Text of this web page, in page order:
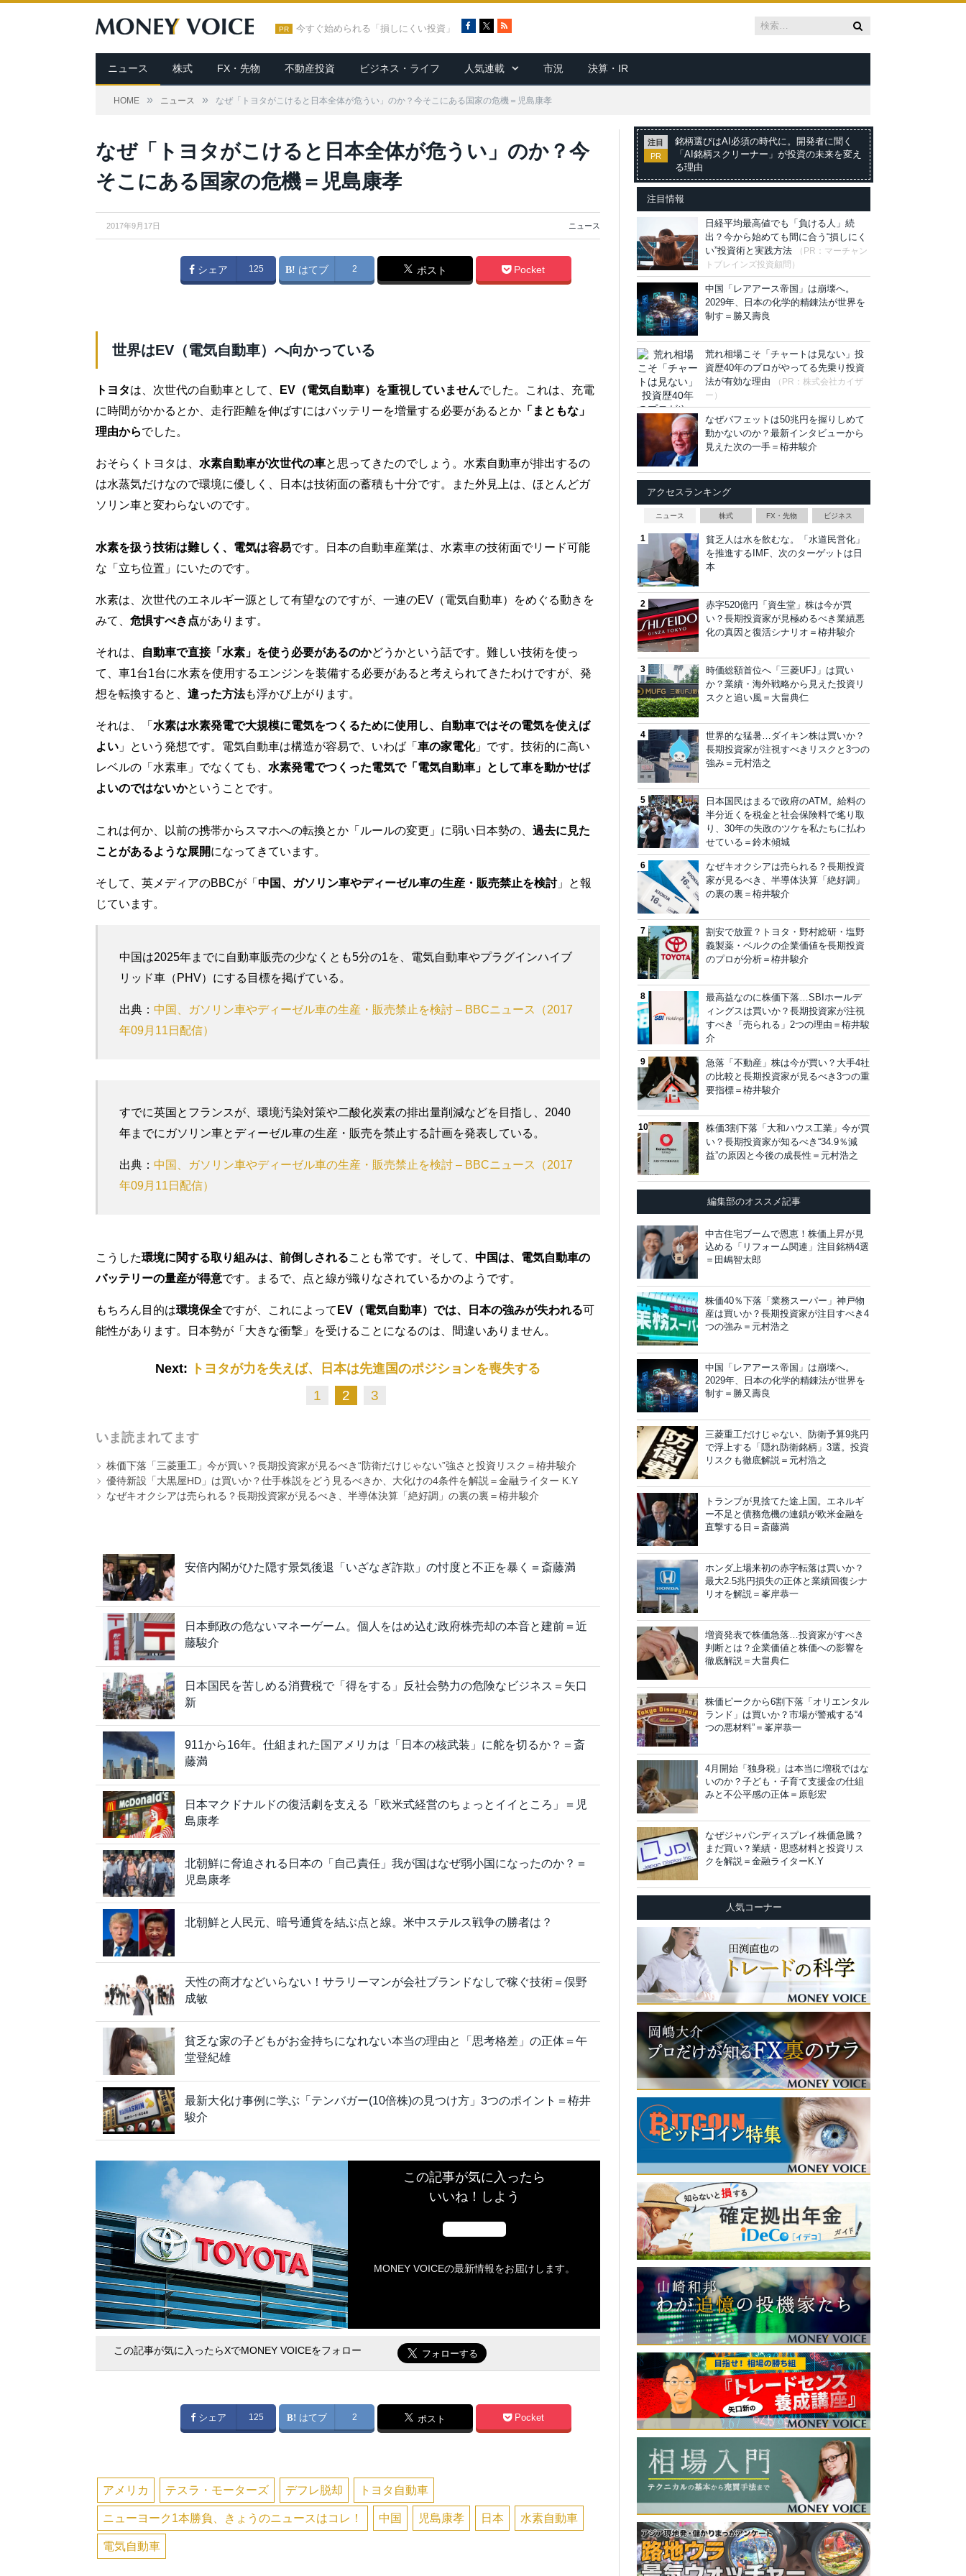
PR 今すぐ始められる「損しにくい投資」
c
e
b
o
R
S
ニュース 株式 FX・先物 不動産投資 ビジネス・ライフ 人気連載 市況 決算・IR
HOME » ニュース » なぜ「トヨタがこけると日本全体が危うい」のか？今そこにある国家の危機＝児島康孝
JuliusKielaitis / Shutterstock.com
なぜ「トヨタがこけると日本全体が危うい」のか？今
そこにある国家の危機＝児島康孝
2017年9月17日 ニュース
シェア 125 はてブ 2 ポスト Pocket
世界はEV（電気自動車）へ向かっている
トヨタは、次世代の自動車として、 EV（電気自動車）を重視していませんでした。これは、充電
に時間がかかるとか、走行距離を伸ばすにはバッテリーを増量する必要があるとか 「まともな」
理由からでした。
おそらくトヨタは、 水素自動車が次世代の車と思ってきたのでしょう。水素自動車が排出するの
は水蒸気だけなので環境に優しく、日本は技術面の蓄積も十分です。また外見上は、ほとんどガ
ソリン車と変わらないのです。
水素を扱う技術は難しく、電気は容易です。日本の自動車産業は、水素車の技術面でリード可能
な「立ち位置」にいたのです。
水素は、次世代のエネルギー源として有望なのですが、一連のEV（電気自動車）をめぐる動きを
みて、 危惧すべき点があります。
それは、 自動車で直接「水素」を使う必要があるのかどうかという話です。難しい技術を使っ
て、車1台1台に水素を使用するエンジンを装備する必要があると考えられてきたわけですが、発
想を転換すると、 違った方法も浮かび上がります。
それは、「 水素は水素発電で大規模に電気をつくるために使用し、自動車ではその電気を使えば
よい 」という発想です。電気自動車は構造が容易で、いわば「 車の家電化」です。技術的に高い
レベルの「水素車」でなくても、 水素発電でつくった電気で「電気自動車」として車を動かせば
よいのではないかということです。
これは何か、以前の携帯からスマホへの転換とか「ルールの変更」に弱い日本勢の、 過去に見た
ことがあるような展開になってきています。
そして、英メディアのBBCが「 中国、ガソリン車やディーゼル車の生産・販売禁止を検討」と報
じています。
中国は2025年までに自動車販売の少なくとも5分の1を、電気自動車やプラグインハイブ
リッド車（PHV）にする目標を掲げている。
出典： 中国、ガソリン車やディーゼル車の生産・販売禁止を検討 – BBCニュース（2017
年09月11日配信）
すでに英国とフランスが、環境汚染対策や二酸化炭素の排出量削減などを目指し、2040
年までにガソリン車とディーゼル車の生産・販売を禁止する計画を発表している。
出典： 中国、ガソリン車やディーゼル車の生産・販売禁止を検討 – BBCニュース（2017
年09月11日配信）
こうした環境に関する取り組みは、前倒しされることも常です。そして、 中国は、電気自動車の
バッテリーの量産が得意です。まるで、点と線が織りなされているかのようです。
もちろん目的は環境保全ですが、これによって EV（電気自動車）では、日本の強みが失われる可
能性があります。日本勢が「大きな衝撃」を受けることになるのは、間違いありません。
Next: トヨタが力を失えば、日本は先進国のポジションを喪失する
1 2 3
いま読まれてます
株価下落「三菱重工」今が買い？長期投資家が見るべき“防衛だけじゃない”強さと投資リスク＝栫井駿介
優待新設「大黒屋HD」は買いか？仕手株説をどう見るべきか、大化けの4条件を解説＝金融ライター K.Y
なぜキオクシアは売られる？長期投資家が見るべき、半導体決算「絶好調」の裏の裏＝栫井駿介
安倍内閣がひた隠す景気後退「いざなぎ詐欺」の忖度と不正を暴く＝斎藤満
日本郵政の危ないマネーゲーム。個人をはめ込む政府株売却の本音と建前＝近
藤駿介
日本国民を苦しめる消費税で「得をする」反社会勢力の危険なビジネス＝矢口
新
911から16年。仕組まれた国アメリカは「日本の核武装」に舵を切るか？＝斎
藤満
日本マクドナルドの復活劇を支える「欧米式経営のちょっとイイところ」＝児
島康孝
北朝鮮に脅迫される日本の「自己責任」我が国はなぜ弱小国になったのか？＝
児島康孝
北朝鮮と人民元、暗号通貨を結ぶ点と線。米中ステルス戦争の勝者は？
天性の商才などいらない！サラリーマンが会社ブランドなしで稼ぐ技術＝俣野
成敏
貧乏な家の子どもがお金持ちになれない本当の理由と「思考格差」の正体＝午
堂登紀雄
最新大化け事例に学ぶ「テンバガー(10倍株)の見つけ方」3つのポイント＝栫井
駿介
この記事が気に入ったら
いいね！しよう
MONEY VOICEの最新情報をお届けします。
この記事が気に入ったらXでMONEY VOICEをフォロー
シェア 125 はてブ 2 ポスト Pocket
アメリカ テスラ・モーターズ デフレ脱却 トヨタ自動車
ニューヨーク1本勝負、きょうのニュースはコレ！ 中国 児島康孝 日本 水素自動車
電気自動車
注目
PR
銘柄選びはAI必須の時代に。開発者に聞く
「AI銘柄スクリーナー」が投資の未来を変え
る理由
注目情報
日経平均最高値でも「負ける人」続
出？今から始めても間に合う“損しにく
い”投資術と実践方法
（PR：マーチャン
トブレインズ投資顧問）
中国「レアアース帝国」は崩壊へ。
2029年、日本の化学的精錬法が世界を
制す＝勝又壽良
荒れ相場こそ「チャートは見ない」投
資歴40年のプロがやってる先乗り投資
法が有効な理由
（PR：株式会社カイザ
ー）
なぜバフェットは50兆円を握りしめて
動かないのか？最新インタビューから
見えた次の一手＝栫井駿介
アクセスランキング
ニュース 株式 FX・先物 ビジネス
貧乏人は水を飲むな。「水道民営化」
を推進するIMF、次のターゲットは日
本
赤字520億円「資生堂」株は今が買
い？長期投資家が見極めるべき業績悪
化の真因と復活シナリオ＝栫井駿介
時価総額首位へ「三菱UFJ」は買い
か？業績・海外戦略から見えた投資リ
スクと追い風＝大畠典仁
世界的な猛暑…ダイキン株は買いか？
長期投資家が注視すべきリスクと3つの
強み＝元村浩之
日本国民はまるで政府のATM。給料の
半分近くを税金と社会保険料で毟り取
り、30年の失政のツケを私たちに払わ
せている＝鈴木傾城
なぜキオクシアは売られる？長期投資
家が見るべき、半導体決算「絶好調」
の裏の裏＝栫井駿介
割安で放置？トヨタ・野村総研・塩野
義製薬・ベルクの企業価値を長期投資
のプロが分析＝栫井駿介
最高益なのに株価下落…SBIホールデ
ィングスは買いか？長期投資家が注視
すべき「売られる」2つの理由＝栫井駿
介
急落「不動産」株は今が買い？大手4社
の比較と長期投資家が見るべき3つの重
要指標＝栫井駿介
株価3割下落「大和ハウス工業」今が買
い？長期投資家が知るべき“34.9％減
益”の原因と今後の成長性＝元村浩之
編集部のオススメ記事
中古住宅ブームで恩恵！株価上昇が見
込める「リフォーム関連」注目銘柄4選
＝田嶋智太郎
株価40％下落「業務スーパー」神戸物
産は買いか？長期投資家が注目すべき4
つの強み＝元村浩之
中国「レアアース帝国」は崩壊へ。
2029年、日本の化学的精錬法が世界を
制す＝勝又壽良
三菱重工だけじゃない、防衛予算9兆円
で浮上する「隠れ防衛銘柄」3選。投資
リスクも徹底解説＝元村浩之
トランプが見捨てた途上国。エネルギ
ー不足と債務危機の連鎖が欧米金融を
直撃する日＝斎藤満
ホンダ上場来初の赤字転落は買いか？
最大2.5兆円損失の正体と業績回復シナ
リオを解説＝峯岸恭一
増資発表で株価急落…投資家がすべき
判断とは？企業価値と株価への影響を
徹底解説＝大畠典仁
株価ピークから6割下落「オリエンタル
ランド」は買いか？市場が警戒する“4
つの悪材料”＝峯岸恭一
4月開始「独身税」は本当に増税ではな
いのか？子ども・子育て支援金の仕組
みと不公平感の正体＝原彰宏
なぜジャパンディスプレイ株価急騰？
まだ買い？業績・思惑材料と投資リス
クを解説＝金融ライターK.Y
人気コーナー